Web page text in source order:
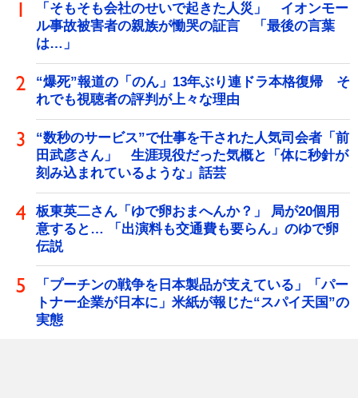
「そもそも会社のせいで起きた人災」 イオンモー
ル事故被害者の親族が慟哭の証言 「最後の言葉
は…」
“爆死”報道の「のん」13年ぶり連ドラ本格復帰 そ
れでも視聴者の評判が上々な理由
“数秒のサービス”で仕事を干された人気司会者「前
田武彦さん」 生涯現役だった気概と「体に秒針が
刻み込まれているような」話芸
板東英二さん「ゆで卵おまへんか？」 局が20個用
意すると… 「出演料も交通費も要らん」のゆで卵
伝説
「プーチンの戦争を日本製品が支えている」「パー
トナー企業が日本に」米紙が報じた“スパイ天国”の
実態